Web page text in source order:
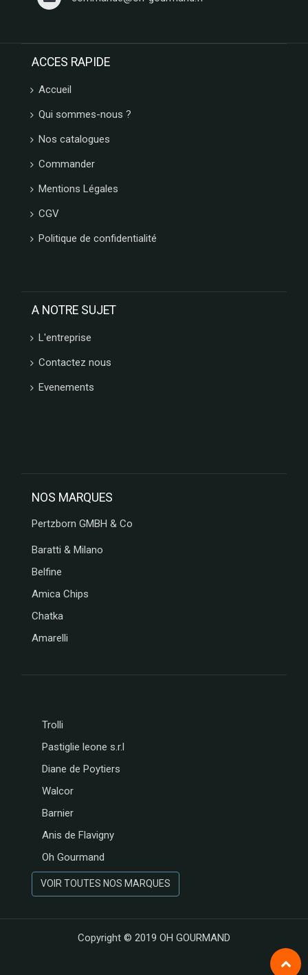
ACCES RAPIDE
Accueil
Qui sommes-nous ?
Nos catalogues
Commander
Mentions Légales
CGV
Politique de confidentialité
A NOTRE SUJET
L'entreprise
Contactez nous
Evenements
NOS MARQUES
Pertzborn GMBH & Co
Baratti & Milano
Belfine
Amica Chips
Chatka
Amarelli
Trolli
Pastiglie leone s.r.l
Diane de Poytiers
Walcor
Barnier
Anis de Flavigny
Oh Gourmand
VOIR TOUTES NOS MARQUES
Copyright © 2019 OH GOURMAND